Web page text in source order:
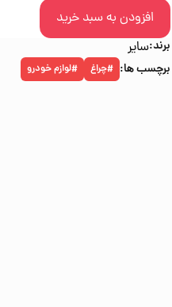
افزودن به سبد خرید
برند:سایر
برچسب ها: #چراغ #لوازم خودرو